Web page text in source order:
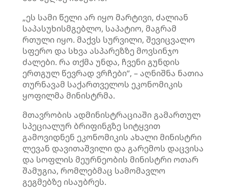
„ეს სამი წელი არ იყო მარტივი, ძალიან
საპასუხისმგებლო, საპატიო, მაგრამ
რთული იყო. მაქვს სურვილი, შევიცვალო
სფერო და სხვა ასპარეზზე მოვსინჯო
ძალები. რა თქმა უნდა, ჩვენი გუნდის
ერთგულ წევრად ვრჩები“, – აღნიშნა ნათია
თურნავამ საქართველოს ეკონომიკის
ყოფილმა მინისტრმა.
მთავრობის ადმინისტრაციაში გამართულ
სპეციალურ ბრიფინგზე სიტყვით
გამოვიდნენ ეკონომიკის ახალი მინისტრი
ლევან დავითაშვილი და გარემოს დაცვისა
და სოფლის მეურნეობის მინისტრი ოთარ
შამუგია, რომლებმაც სამომავლო
გეგმებზე ისაუბრეს.